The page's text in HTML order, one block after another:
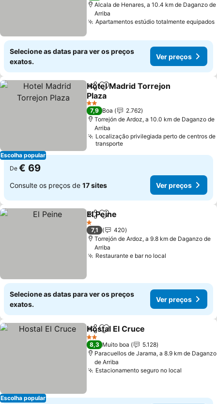
Alcala de Henares, a 10.4 km de Daganzo de
Arriba
Apartamentos estúdio totalmente equipados
Selecione as datas para ver os preços
exatos.
Ver preços
Escolha popular
PartilharAdicionar aos favoritos
Hotel Madrid Torrejon
Plaza
Ver preços
2 Estrelas
7,9 Boa
2.762
Torrejón de Ardoz, a 10.0 km de Daganzo de
Arriba
Localização privilegiada perto de centros de
transporte
De € 69
Consulte os preços de 17 sites Ver preços
PartilharAdicionar aos favoritos
El Peine
1 Estrelas
7,1
420
Torrejón de Ardoz, a 9.8 km de Daganzo de
Arriba
Restaurante e bar no local
Selecione as datas para ver os preços
exatos.
Ver preços
Escolha popular
PartilharAdicionar aos favoritos
Hostal El Cruce
2 Estrelas
8,3 Muito boa
5.128
Paracuellos de Jarama, a 8.9 km de Daganzo
de Arriba
Estacionamento seguro no local